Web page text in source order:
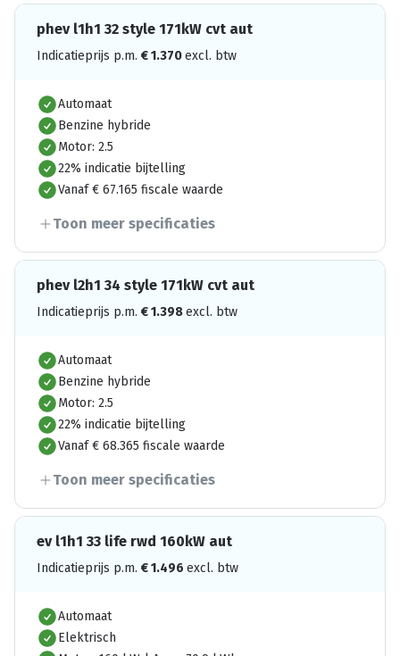
phev l1h1 32 style 171kW cvt aut
Indicatieprijs p.m. €1.370excl. btw
Automaat
Benzine hybride
Motor: 2.5
22% indicatie bijtelling
Vanaf € 67.165 fiscale waarde
Toon meer specificaties
phev l2h1 34 style 171kW cvt aut
Indicatieprijs p.m. €1.398excl. btw
Automaat
Benzine hybride
Motor: 2.5
22% indicatie bijtelling
Vanaf € 68.365 fiscale waarde
Toon meer specificaties
ev l1h1 33 life rwd 160kW aut
Indicatieprijs p.m. €1.496 excl. btw
Automaat
Elektrisch